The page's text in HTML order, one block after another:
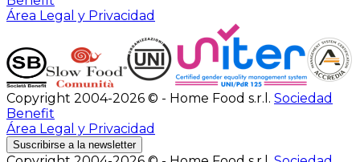
Área Legal y Privacidad
Copyright 2004-2026 © - Home Food s.r.l. Sociedad
Benefit
Área Legal y Privacidad
Suscribirse a la newsletter